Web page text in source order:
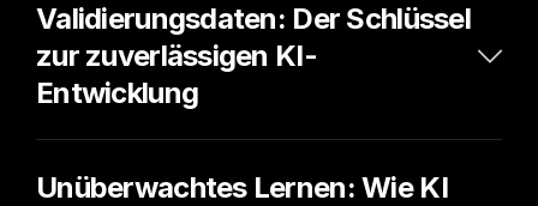
Validierungsdaten: Der Schlüssel
zur zuverlässigen KI-
Entwicklung
Unüberwachtes Lernen: Wie KI